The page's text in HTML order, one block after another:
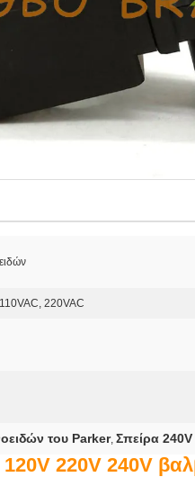
220VAC
του Parker, Σπείρα
120V 220V 240V